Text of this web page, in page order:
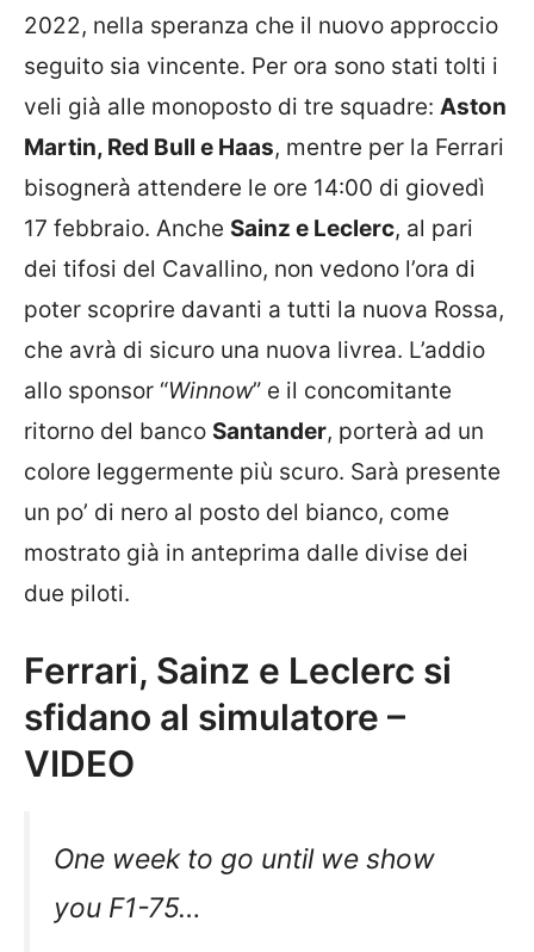
2022, nella speranza che il nuovo approccio
seguito sia vincente. Per ora sono stati tolti i
veli già alle monoposto di tre squadre: Aston
Martin, Red Bull e Haas, mentre per la Ferrari
bisognerà attendere le ore 14:00 di giovedì
17 febbraio. Anche Sainz e Leclerc, al pari
dei tifosi del Cavallino, non vedono l’ora di
poter scoprire davanti a tutti la nuova Rossa,
che avrà di sicuro una nuova livrea. L’addio
allo sponsor “Winnow” e il concomitante
ritorno del banco Santander, porterà ad un
colore leggermente più scuro. Sarà presente
un po’ di nero al posto del bianco, come
mostrato già in anteprima dalle divise dei
due piloti.
Ferrari, Sainz e Leclerc si
sfidano al simulatore –
VIDEO
One week to go until we show
you F1-75…